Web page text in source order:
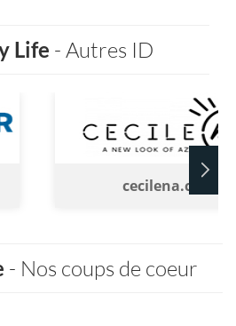
Life - Autres ID
cecilena.com
- Nos coups de coeur